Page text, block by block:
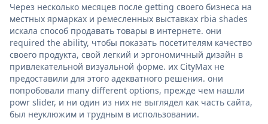
Через несколько месяцев после getting своего бизнеса на
местных ярмарках и ремесленных выставках rbia shades
искала способ продавать товары в интернете. они
required the ability, чтобы показать посетителям качество
своего продукта, свой легкий и эргономичный дизайн в
привлекательной визуальной форме. их CityMax не
предоставили для этого адекватного решения. они
попробовали many different options, прежде чем нашли
powr slider, и ни один из них не выглядел как часть сайта,
был неуклюжим и трудным в использовании.